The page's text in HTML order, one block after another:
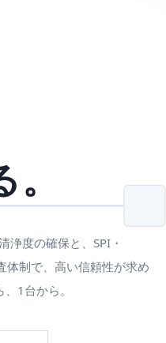
浄度の確保と、SPI・
体制で、高い信頼性が求め
1台から。